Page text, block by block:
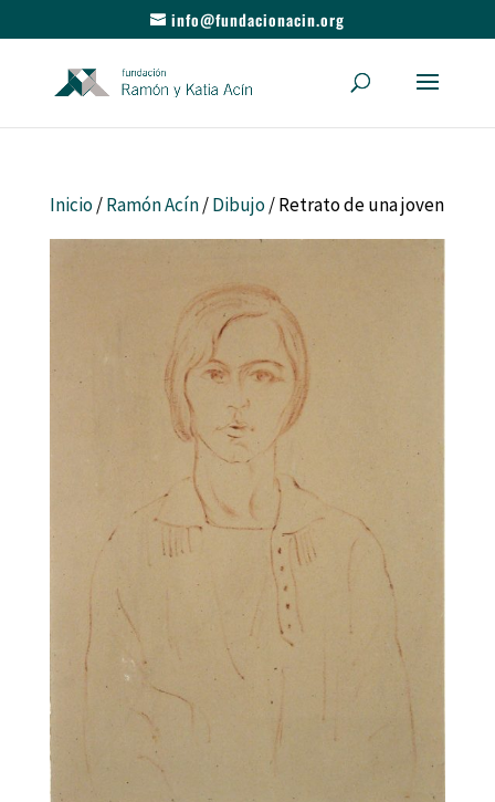
info@fundacionacin.org
Inicio/Ramón Acín/Dibujo/ Retrato de una joven